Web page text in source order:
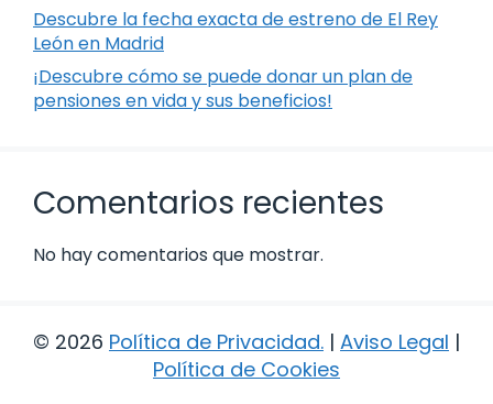
Descubre la fecha exacta de estreno de El Rey
León en Madrid
¡Descubre cómo se puede donar un plan de
pensiones en vida y sus beneficios!
Comentarios recientes
No hay comentarios que mostrar.
© 2026 Política de Privacidad. | Aviso Legal |
Política de Cookies